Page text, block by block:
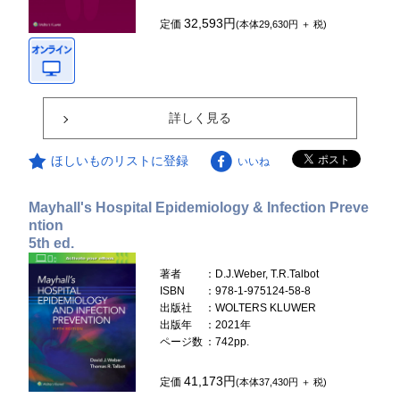
定価32,593円(本体29,630円 ＋ 税)
詳しく見る
ほしいものリストに登録 いいね
Mayhall's Hospital Epidemiology & Infection Preve
ntion
5th ed.
著者
：D.J.Weber, T.R.Talbot
ISBN
：978-1-975124-58-8
出版社
：WOLTERS KLUWER
出版年
：2021年
ページ数 ：742pp.
定価41,173円(本体37,430円 ＋ 税)